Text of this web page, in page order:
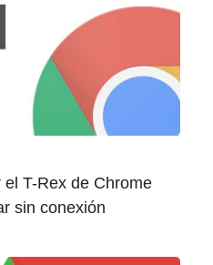
T-Rex de Chrome
sin conexión